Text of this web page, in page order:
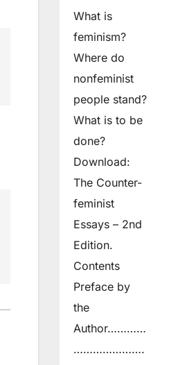
What is
feminism?
Where do
non­feminist
people stand?
What is to be
done?
Download:
The Counter-
feminist
Essays – 2nd
Edition.
Contents
Preface by
the
Author…………
………………….